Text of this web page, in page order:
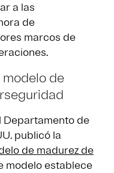
a las
de
marcos de
de
Departamento de
publicó la
de madurez de
modelo establece